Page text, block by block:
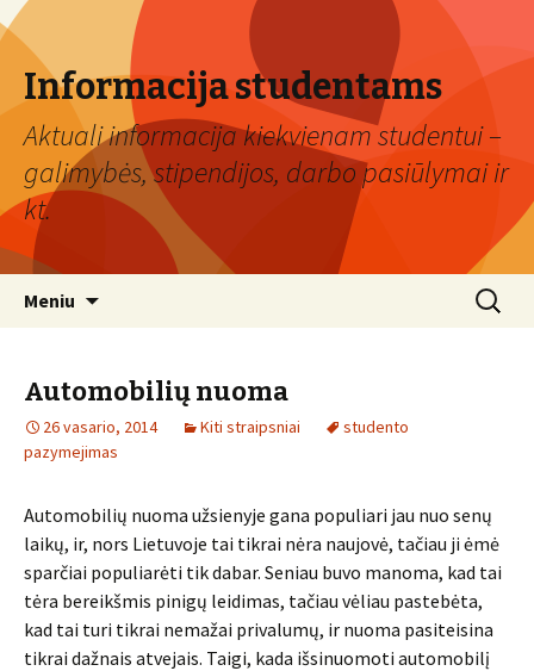
Informacija studentams
Aktuali informacija kiekvienam studentui –
galimybės, stipendijos, darbo pasiūlymai ir
kt.
Meniu Ieškoti:
Automobilių nuoma
26 vasario, 2014 Kiti straipsniai
studento
pazymejimas
Automobilių nuoma užsienyje gana populiari jau nuo senų
laikų, ir, nors Lietuvoje tai tikrai nėra naujovė, tačiau ji ėmė
sparčiai populiarėti tik dabar. Seniau buvo manoma, kad tai
tėra bereikšmis pinigų leidimas, tačiau vėliau pastebėta,
kad tai turi tikrai nemažai privalumų, ir nuoma pasiteisina
tikrai dažnais atvejais. Taigi, kada išsinuomoti automobilį